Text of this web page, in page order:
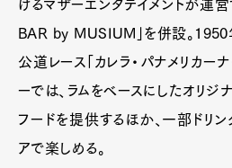
けるマザーエンタテイメントが運
BAR by MUSIUM」を併設。
公道レース「カレラ・パナメリカー
ーでは、ラムをベースにしたオリジ
フードを提供するほか、一部ドリ
アで楽しめる。